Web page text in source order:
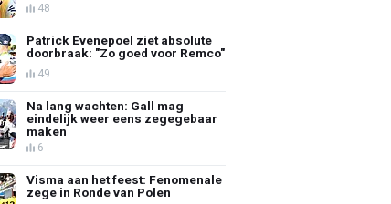
48
Patrick Evenepoel ziet absolute
doorbraak: "Zo goed voor Remco"
49
Na lang wachten: Gall mag
eindelijk weer eens zegegebaar
maken
6
Visma aan het feest: Fenomenale
zege in Ronde van Polen